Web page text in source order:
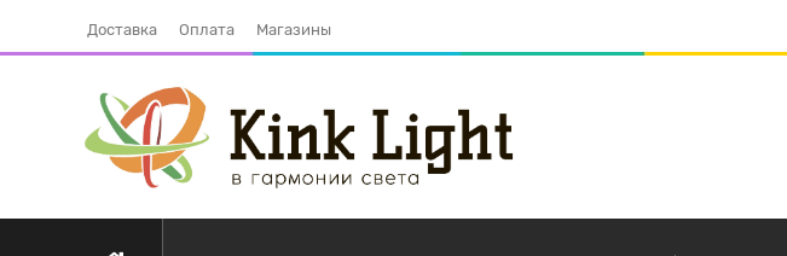
Доставка Оплата Магазины